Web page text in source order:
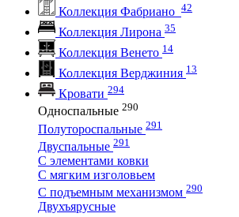
Коллекция Фабриано 42
Коллекция Лирона 35
Коллекция Венето 14
Коллекция Верджиния 13
Кровати 294
Односпальные 290
Полутороспальные 291
Двуспальные 291
С элементами ковки
С мягким изголовьем
С подъемным механизмом 290
Двухъярусные